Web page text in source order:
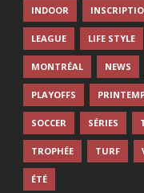
INDOOR
LEAGUE LIFE STYLE
MONTRÉAL NEWS
PLAYOFFS
SOCCER SÉRIES
TROPHÉE TURF
ÉTÉ